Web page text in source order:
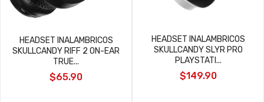
HEADSET INALAMBRICOS
SKULLCANDY RIFF 2 ON-EAR
TRUE...
$65.90
HEADSET INALAMBRICOS
SKULLCANDY SLYR PRO
PLAYSTATI...
$149.90